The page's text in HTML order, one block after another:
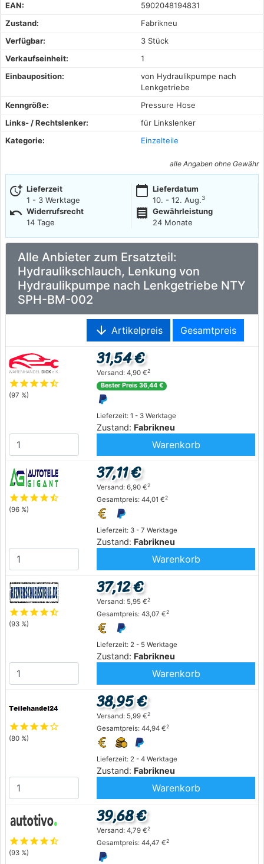
EAN:
5902048194831
Zustand:
Fabrikneu
Verfügbar:
3 Stück
Verkaufseinheit:
1
Einbauposition:
von Hydraulikpumpe nach
Lenkgetriebe
Kenngröße:
Pressure Hose
Links- / Rechtslenker:
für Linkslenker
Kategorie:
Einzelteile
alle Angaben ohne Gewähr
more_time Lieferzeit
1 - 3 Werktage
calendar_today Lieferdatum
10. - 12. Aug.3
undo Widerrufsrecht
14 Tage
receipt
Gewährleistung
24 Monate
Alle Anbieter zum Ersatzteil:
Hydraulikschlauch, Lenkung von
Hydraulikpumpe nach Lenkgetriebe NTY
SPH-BM-002
arrow_downward Artikelpreis Gesamtpreis
starstarstarstarstar_half
(97 %)
Lieferzeit: 1 - 3 Werktage
Zustand: Fabrikneu
31,54 €
Versand: 4,90 €2
Bester Preis 36,44 €
Warenkorb
starstarstarstarstar_half
(96 %)
Lieferzeit: 3 - 7 Werktage
Zustand: Fabrikneu
37,11 €
Versand: 6,90 €2
Gesamtpreis: 44,01 €2
Warenkorb
starstarstarstarstar_half
(93 %)
Lieferzeit: 2 - 5 Werktage
Zustand: Fabrikneu
37,12 €
Versand: 5,95 €2
Gesamtpreis: 43,07 €2
Warenkorb
starstarstarstarstar_outline
(80 %)
Lieferzeit: 2 - 4 Werktage
Zustand: Fabrikneu
38,95 €
Versand: 5,99 €2
Gesamtpreis: 44,94 €2
Warenkorb
starstarstarstarstar_half
(93 %)
39,68 €
Versand: 4,79 €2
Gesamtpreis: 44,47 €2